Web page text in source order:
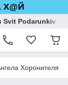
Svit Podarunkiv
Хоронителя